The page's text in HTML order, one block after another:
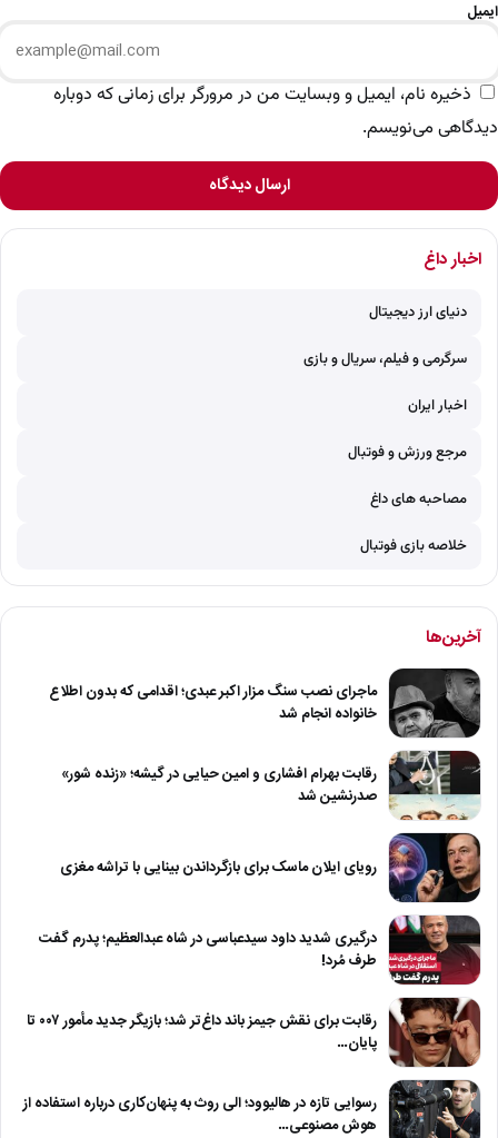
ایمیل
ذخیره نام، ایمیل و وبسایت من در مرورگر برای زمانی که دوباره
دیدگاهی می‌نویسم.
ارسال دیدگاه
اخبار داغ
دنیای ارز دیجیتال
سرگرمی و فیلم، سریال و بازی
اخبار ایران
مرجع ورزش و فوتبال
مصاحبه های داغ
خلاصه بازی فوتبال
آخرین‌ها
ماجرای نصب سنگ مزار اکبر عبدی؛ اقدامی که بدون اطلاع
خانواده انجام شد
رقابت بهرام افشاری و امین حیایی در گیشه؛ «زنده شور»
صدرنشین شد
رویای ایلان ماسک برای بازگرداندن بینایی با تراشه مغزی
درگیری شدید داود سیدعباسی در شاه عبدالعظیم؛ پدرم گفت
طرف مُرد!
رقابت برای نقش جیمز باند داغ‌تر شد؛ بازیگر جدید مأمور ۰۰۷ تا
پایان…
رسوایی تازه در هالیوود؛ الی روث به پنهان‌کاری درباره استفاده از
هوش مصنوعی…